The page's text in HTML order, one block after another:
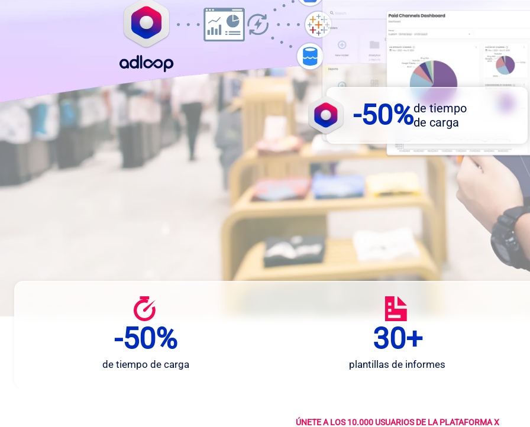
-50%de tiempo
de carga
-50%
de tiempo de carga
30+
plantillas de informes
ÚNETE A LOS 10.000 USUARIOS DE LA PLATAFORMA X